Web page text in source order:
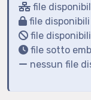
file
file
file
file sotto
nessun file